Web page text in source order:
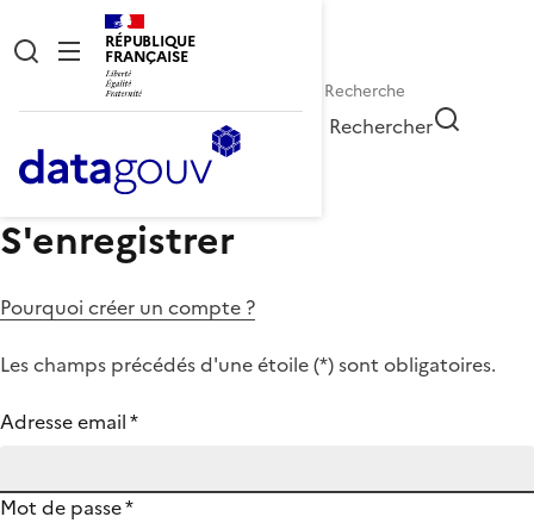
RÉPUBLIQUE
FRANÇAISE
Rechercher
S'enregistrer
Pourquoi créer un compte ?
Les champs précédés d'une étoile (*) sont obligatoires.
Adresse email*
Mot de passe*